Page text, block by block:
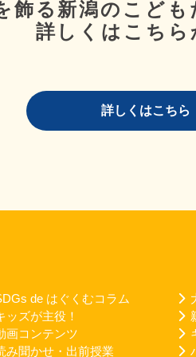
飾る新潟のこども
詳しくはこちら
詳しくはこちら
de はぐくむコラム
ッズが主役！
画コンテンツ
み聞かせ・出前授業